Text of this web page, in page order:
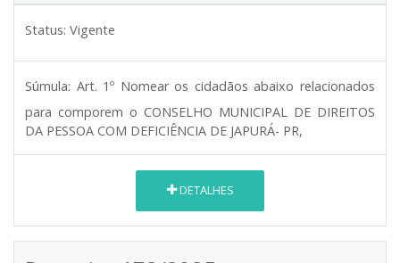
Status: Vigente
Súmula: Art. 1º Nomear os cidadãos abaixo relacionados
para comporem o CONSELHO MUNICIPAL DE DIREITOS
DA PESSOA COM DEFICIÊNCIA DE JAPURÁ- PR,
DETALHES